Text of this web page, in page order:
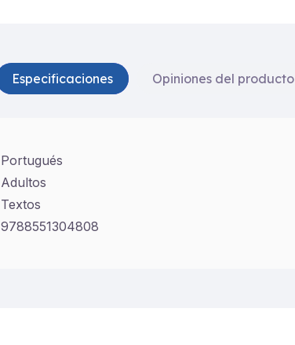
Especificaciones Opiniones del producto
Portugués
Adultos
Textos
9788551304808